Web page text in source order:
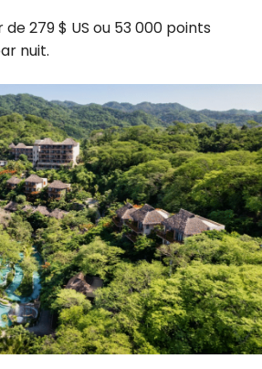
279 $ US ou 53 000 points
nuit.